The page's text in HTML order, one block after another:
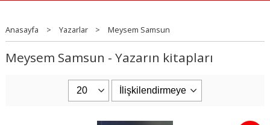
Anasayfa > Yazarlar > Meysem Samsun
Meysem Samsun - Yazarın kitapları